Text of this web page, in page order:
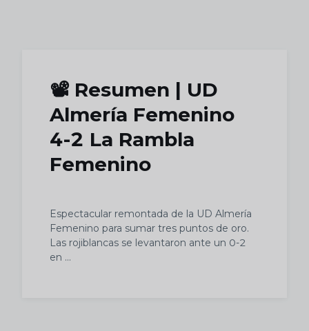
📽 Resumen | UD
Almería Femenino
4-2 La Rambla
Femenino
Espectacular remontada de la UD Almería
Femenino para sumar tres puntos de oro.
Las rojiblancas se levantaron ante un 0-2
en ...